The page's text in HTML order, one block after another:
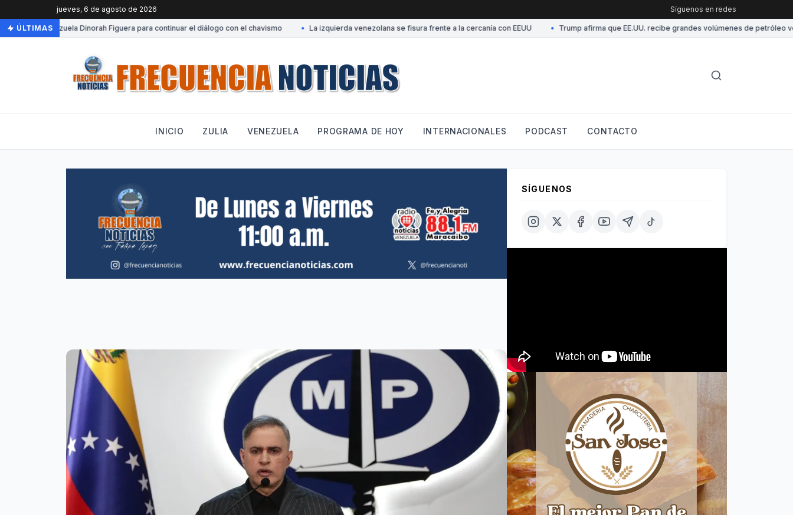
jueves, 6 de agosto de 2026 Síguenos en redes
ÚLTIMAS
Llega a Venezuela Dinorah Figuera para continuar el diálogo con el chavismo La izquierda venezolana se fisura frente a la cercanía con EEUU Trump afirma que EE.UU. recibe grandes volúmenes de petróleo
INICIO ZULIA VENEZUELA PROGRAMA DE HOY INTERNACIONALES PODCAST CONTACTO
SÍGUENOS